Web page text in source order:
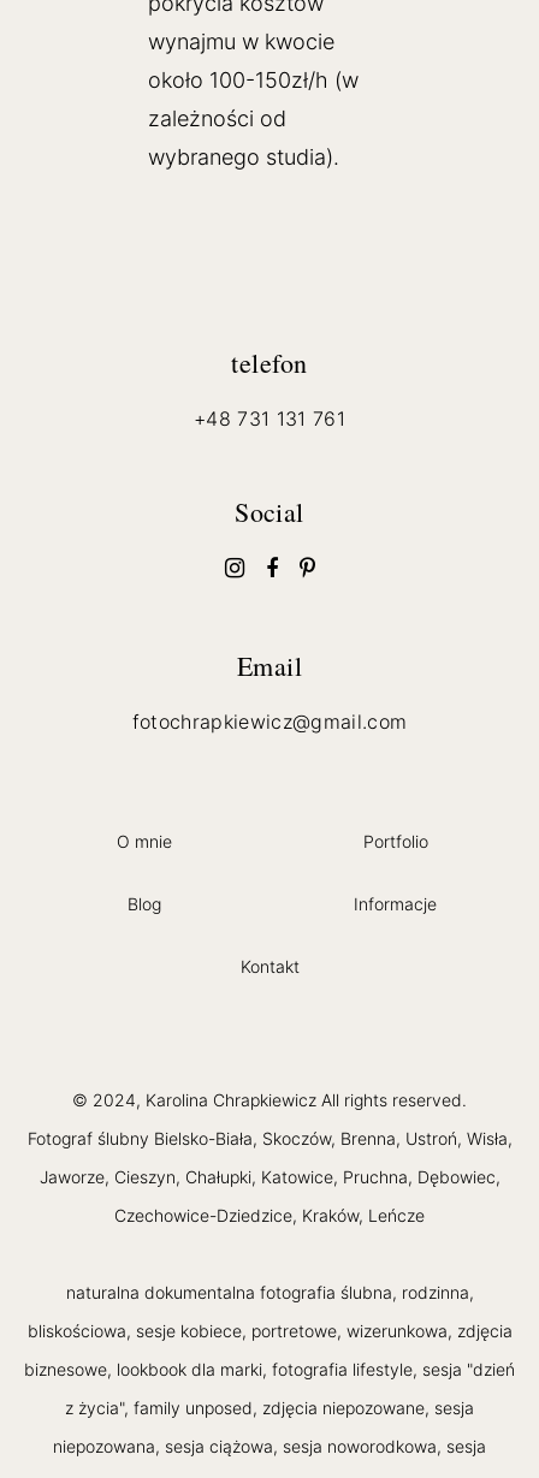
wynajmu w kwocie
około 100-150zł/h (w
zależności od
wybranego studia).
telefon
+48 731 131 761
Social
Email
fotochrapkiewicz@gmail.com
O mnie Portfolio
Blog Informacje
Kontakt
© 2024, Karolina Chrapkiewicz All rights reserved.
Fotograf ślubny Bielsko-Biała, Skoczów, Brenna, Ustroń, Wisła,
Jaworze, Cieszyn, Chałupki, Katowice, Pruchna, Dębowiec,
Czechowice-Dziedzice, Kraków, Leńcze
naturalna dokumentalna fotografia ślubna, rodzinna,
bliskościowa, sesje kobiece, portretowe, wizerunkowa, zdjęcia
biznesowe, lookbook dla marki, fotografia lifestyle, sesja "dzień
z życia", family unposed, zdjęcia niepozowane, sesja
niepozowana, sesja ciążowa, sesja noworodkowa, sesja